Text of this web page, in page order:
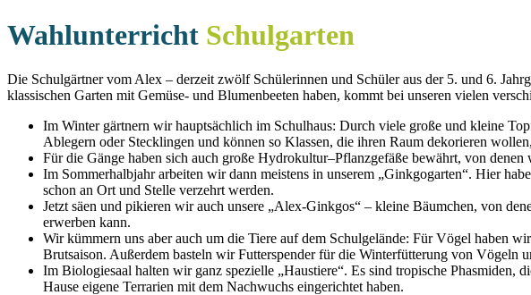
Wahlunterricht Schulgarten
Die Schulgärtner vom Alex – derzeit zwölf Schülerinnen und Schüler aus der 5. und 6.
klassischen Garten mit Gemüse- und Blumenbeeten haben, kommt bei unseren vielen
Im Winter gärtnern wir hauptsächlich im Schulhaus: Durch viele große und kleine
Ablegern oder Stecklingen und können so Klassen, die ihren Raum dekorieren
Für die Gänge haben sich auch große Hydrokultur–Pflanzgefäße bewährt, von denen
Im Sommerhalbjahr arbeiten wir dann meistens in unserem „Ginkgogarten“. Hier
schon an Ort und Stelle verzehrt werden.
Jetzt säen und pikieren wir auch unsere „Alex-Ginkgos“ – kleine Bäumchen, von
erwerben kann.
Wir kümmern uns aber auch um die Tiere auf dem Schulgelände: Für Vögel haben
Brutsaison. Außerdem basteln wir Futterspender für die Winterfütterung von Vögeln
Im Biologiesaal halten wir ganz spezielle „Haustiere“. Es sind tropische Phasmiden,
Hause eigene Terrarien mit dem Nachwuchs eingerichtet haben.